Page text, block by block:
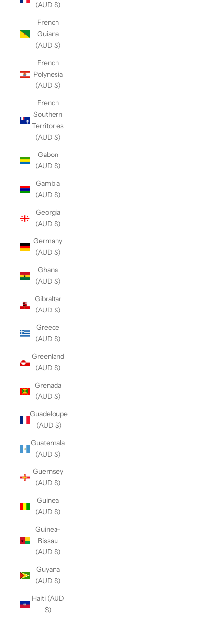
(AUD $)
French
Guiana
(AUD $)
French
Polynesia
(AUD $)
French
Southern
Territories
(AUD $)
Gabon
(AUD $)
Gambia
(AUD $)
Georgia
(AUD $)
Germany
(AUD $)
Ghana
(AUD $)
Gibraltar
(AUD $)
Greece
(AUD $)
Greenland
(AUD $)
Grenada
(AUD $)
Guadeloupe
(AUD $)
Guatemala
(AUD $)
Guernsey
(AUD $)
Guinea
(AUD $)
Guinea-
Bissau
(AUD $)
Guyana
(AUD $)
Haiti (AUD
$)